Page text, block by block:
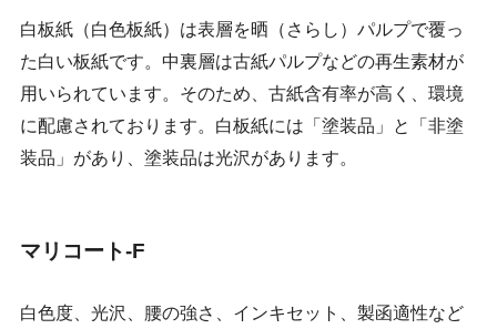
白板紙（白色板紙）は表層を晒（さらし）パルプで覆っ
た白い板紙です。中裏層は古紙パルプなどの再生素材が
用いられています。そのため、古紙含有率が高く、環境
に配慮されております。白板紙には「塗装品」と「非塗
装品」があり、塗装品は光沢があります。
マリコート-F
白色度、光沢、腰の強さ、インキセット、製函適性など